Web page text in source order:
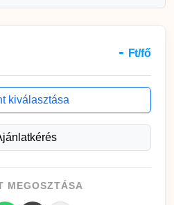
- Ft/fő
kiválasztása
MEGOSZTÁSA